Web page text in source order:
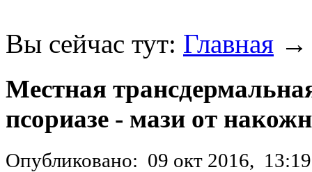
Вы сейчас тут: Главная
Местная
псориазе - мази от
Опубликовано: 09 окт 2016, 13:19